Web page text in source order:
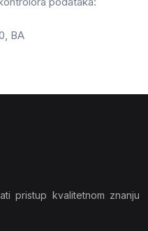
BA
pristup kvalitetnom znanju